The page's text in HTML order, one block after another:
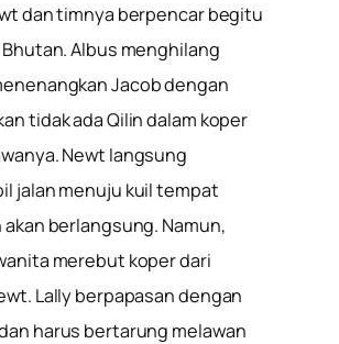
dan timnya berpencar begitu
Albus menghilang
Jacob dengan
tidak ada Qilin dalam koper
Newt langsung
jalan menuju kuil tempat
berlangsung. Namun,
merebut koper dari
Lally berpapasan dengan
harus bertarung melawan